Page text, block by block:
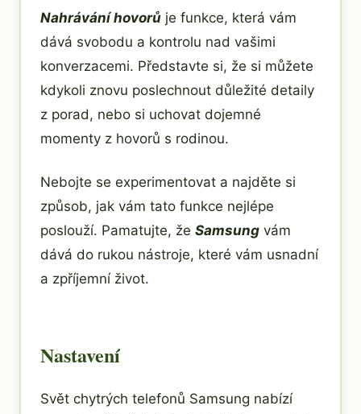
Nahrávání hovorů je funkce, která vám
dává svobodu a kontrolu nad vašimi
konverzacemi. Představte si, že si můžete
kdykoli znovu poslechnout důležité detaily
z porad, nebo si uchovat dojemné
momenty z hovorů s rodinou.
Nebojte se experimentovat a najděte si
způsob, jak vám tato funkce nejlépe
poslouží. Pamatujte, že Samsung vám
dává do rukou nástroje, které vám usnadní
a zpříjemní život.
Nastavení
Svět chytrých telefonů Samsung nabízí